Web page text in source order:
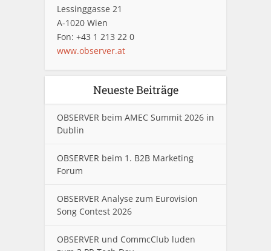
Lessinggasse 21
A-1020 Wien
Fon: +43 1 213 22 0
www.observer.at
Neueste Beiträge
OBSERVER beim AMEC Summit 2026 in
Dublin
OBSERVER beim 1. B2B Marketing
Forum
OBSERVER Analyse zum Eurovision
Song Contest 2026
OBSERVER und CommcClub luden